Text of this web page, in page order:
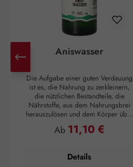
Aniswasser
Die Aufgabe einer guten Verdauung
ist es, die Nahrung zu zerkleinern,
die nützlichen Bestandteile, die
Nährstoffe, aus dem Nahrungsbrei
herauszulösen und dem Körper über
das Blut zur Verfügung zu stellen. Der
Rest des Essens soll wieder, am
nicht, können unangenehme
Regulärer Preis:
Ab 11,10 €
Details